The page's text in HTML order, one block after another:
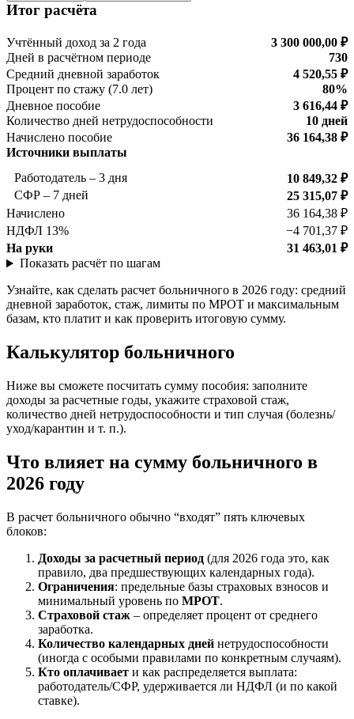
Итог расчёта
Учтённый доход за 2 года
3 300 000,00 ₽
Дней в расчётном периоде
730
Средний дневной заработок
4 520,55 ₽
Процент по стажу (7.0 лет)
80%
Дневное пособие
3 616,44 ₽
Количество дней нетрудоспособности
10 дней
Начислено пособие
36 164,38 ₽
Источники выплаты
Работодатель – 3 дня
10 849,32 ₽
СФР – 7 дней
25 315,07 ₽
Начислено
36 164,38 ₽
НДФЛ 13%
−4 701,37 ₽
На руки
31 463,01 ₽
Показать расчёт по шагам
Узнайте, как сделать расчет больничного в 2026 году: средний
дневной заработок, стаж, лимиты по МРОТ и максимальным
базам, кто платит и как проверить итоговую сумму.
Калькулятор больничного
Ниже вы сможете посчитать сумму пособия: заполните
доходы за расчетные годы, укажите страховой стаж,
количество дней нетрудоспособности и тип случая (болезнь/
уход/карантин и т. п.).
Что влияет на сумму больничного в
2026 году
В расчет больничного обычно “входят” пять ключевых
блоков:
Доходы за расчетный период (для 2026 года это, как
правило, два предшествующих календарных года).
Ограничения: предельные базы страховых взносов и
минимальный уровень по МРОТ.
Страховой стаж – определяет процент от среднего
заработка.
Количество календарных дней нетрудоспособности
(иногда с особыми правилами по конкретным случаям).
Кто оплачивает и как распределяется выплата:
работодатель/СФР, удерживается ли НДФЛ (и по какой
ставке).